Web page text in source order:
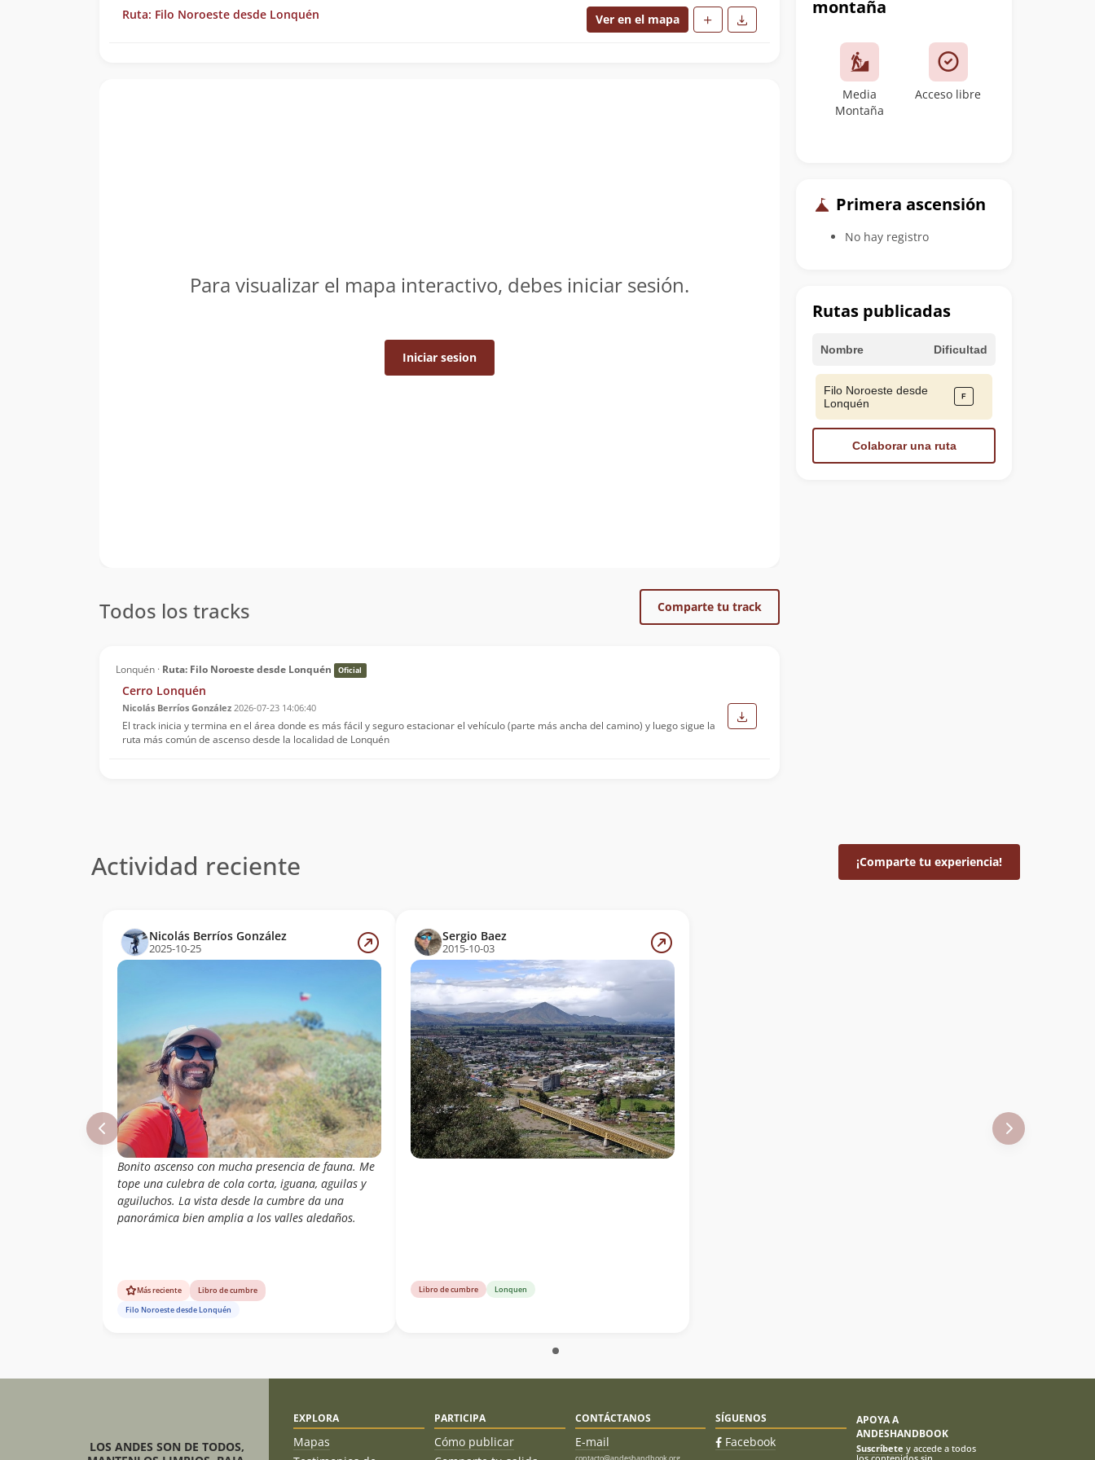
montaña
Media
Montaña
Acceso libre
Primera ascensión
No hay registro
Rutas publicadas
Nombre Dificultad
Filo Noroeste desde
Lonquén
Colaborar una ruta
Ruta: Filo Noroeste desde Lonquén Ver en el mapa
Para visualizar el mapa interactivo, debes iniciar sesión.
Iniciar sesion
Todos los tracks Comparte tu track
Lonquén · Ruta: Filo Noroeste desde Lonquén Oficial
Cerro Lonquén
Nicolás Berríos González 2026-07-23 14:06:40
El track inicia y termina en el área donde es más fácil y seguro estacionar el vehículo (parte más ancha del camino) y luego sigue la
ruta más común de ascenso desde la localidad de Lonquén
Actividad reciente ¡Comparte tu experiencia!
Nicolás Berríos González
2025-10-25
Bonito ascenso con mucha presencia de fauna. Me
tope una culebra de cola corta, iguana, aguilas y
aguiluchos. La vista desde la cumbre da una
panorámica bien amplia a los valles aledaños.
Más reciente
Libro de cumbre
Filo Noroeste desde Lonquén
Sergio Baez
2015-10-03
Libro de cumbre Lonquen
LOS ANDES SON DE TODOS,
EXPLORA
Mapas
PARTICIPA
Cómo publicar
CONTÁCTANOS
E-mail
SÍGUENOS
Facebook
APOYA A
ANDESHANDBOOK
Suscríbete y accede a todos